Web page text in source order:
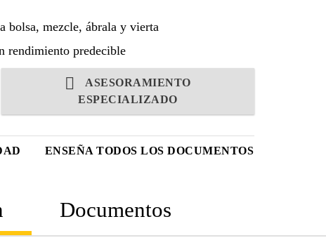
bolsa, mezcle, ábrala y vierta
rendimiento predecible
ASESORAMIENTO
ESPECIALIZADO
ENSEÑA TODOS LOS DOCUMENTOS
Documentos